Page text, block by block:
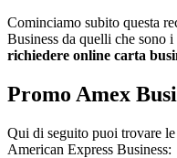
Cominciamo subito questa
Business da quelli che sono i
richiedere online carta
Promo Amex
Qui di seguito puoi trovare
American Express Business: